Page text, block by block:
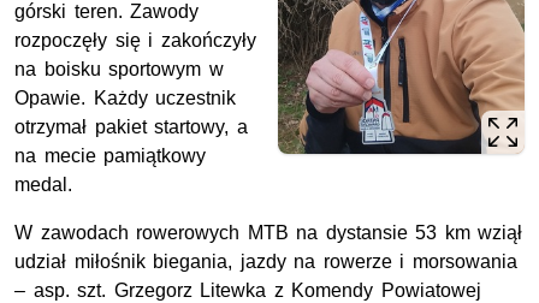
górski teren. Zawody
rozpoczęły się i zakończyły
na boisku sportowym w
Opawie. Każdy uczestnik
otrzymał pakiet startowy, a
na mecie pamiątkowy
medal.
W zawodach rowerowych MTB na dystansie 53 kmwziął
udział miłośnik biegania, jazdy na rowerze i morsowania
– asp. szt. Grzegorz Litewka z Komendy Powiatowej